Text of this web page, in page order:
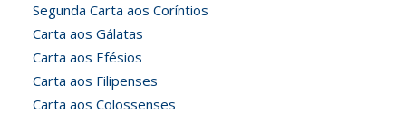
Segunda Carta aos Coríntios
Carta aos Gálatas
Carta aos Efésios
Carta aos Filipenses
Carta aos Colossenses